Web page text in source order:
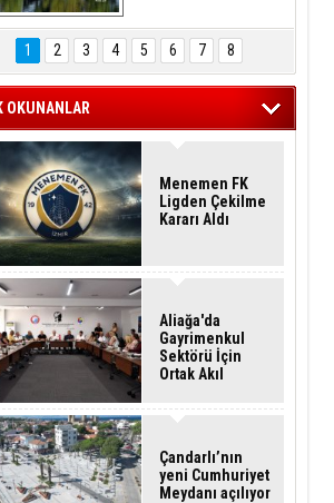
Hasan Eser'in
Objektifinden
1 2 3 4 5 6 7 8
OKUNANLAR
Menemen FK
Ligden Çekilme
Kararı Aldı
Aliağa'da
Gayrimenkul
Sektörü İçin
Ortak Akıl
Çandarlı’nın
yeni Cumhuriyet
Meydanı açılıyor